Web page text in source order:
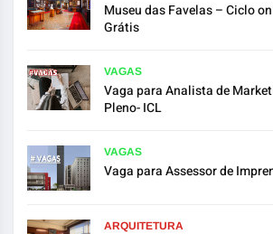
Museu das Favelas – Ciclo
Grátis
VAGAS
Vaga para Analista de
Pleno- ICL
VAGAS
Vaga para Assessor de
ARQUITETURA